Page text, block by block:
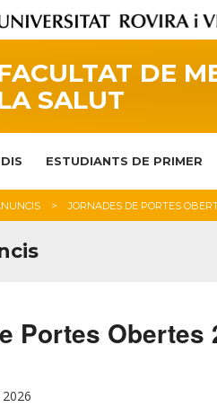
DE
SALUT
ESTUDIANTS DE PRIMER
JORNADES DE PORTES
Portes Obertes